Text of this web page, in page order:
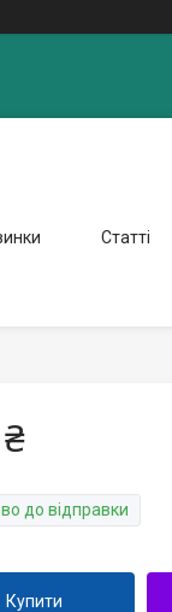
Статті
до відправки
Купити